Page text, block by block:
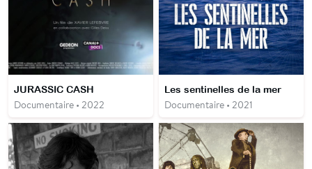
JURASSIC CASH
Documentaire • 2022
Les sentinelles de la mer
Documentaire • 2021